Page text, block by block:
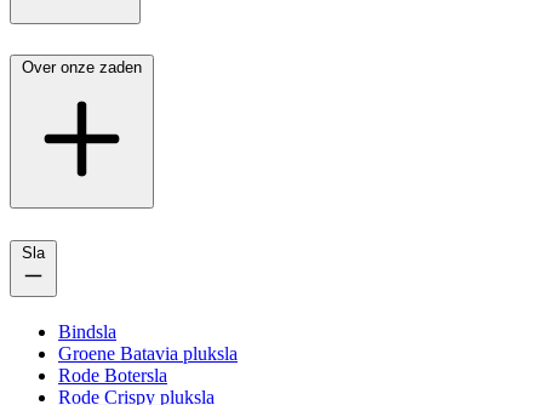
Over onze zaden
Sla
Bindsla
Groene Batavia pluksla
Rode Botersla
Rode Crispy pluksla